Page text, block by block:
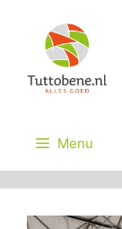
inhoud
Menu